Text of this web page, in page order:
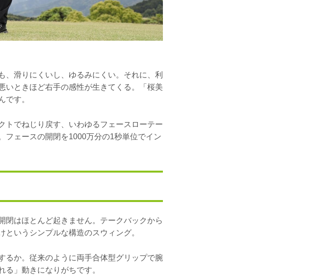
滑りにくいし、ゆるみにくい。それに、利
いときほど右手の感性が生きてくる。「桜美
です。
トでねじり戻す、いわゆるフェースローテー
フェースの開閉を1000万分の1秒単位でイン
閉はほとんど起きません。テークバックから
いうシンプルな構造のスウィング。
るか。従来のように両手合体型グリップで腕
」動きになりがちです。